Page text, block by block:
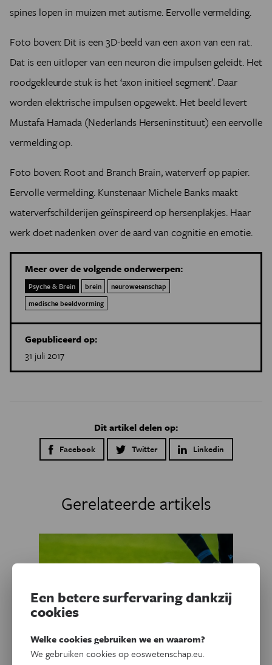
spines lopen in muizen met autisme. Eervolle vermelding.
Foto boven: Dit is een 3D-beeld van een axon van een rat.
Dat is een uitloper van een neuron die impulsen geleidt. Het
roodgekleurde stuk is het ‘axon initieel segment’. Daar
worden elektrische impulsen opgewekt. Het beeld levert
Mustafa Hamada (Nederlands Herseninstituut) een eervolle
vermelding op.
Foto boven: Root and Branch Brain, waterverf op papier.
Eervolle vermelding. Kunstenaar Michele Banks maakt
waterverfschilderijen geïnspireerd op hersenplakjes. Haar
werk doet nadenken over de aard van cognitie en emotie.
Meer over de volgende onderwerpen:
Psyche & Brein brein
neurowetenschap
medische beeldvorming
Gepubliceerd op:
31 juli 2017
Dit artikel delen op:
Facebook Twitter Linkedin
Gerelateerde artikels
Een betere surfervaring dankzij
cookies
Welke cookies gebruiken we en waarom?
We gebruiken cookies op eoswetenschap.eu.